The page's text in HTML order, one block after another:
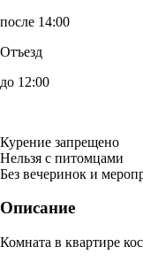
после 14:00
Отъезд
до 12:00
Курение запрещено
Нельзя с питомцами
Без вечеринок и
Описание
Комната в квартире